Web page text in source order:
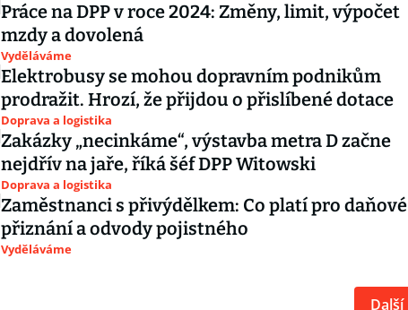
Práce na DPP v roce 2024: Změny, limit, výpočet
mzdy a dovolená
Vyděláváme
Elektrobusy se mohou dopravním podnikům
prodražit. Hrozí, že přijdou o přislíbené dotace
Doprava a logistika
Zakázky „necinkáme“, výstavba metra D začne
nejdřív na jaře, říká šéf DPP Witowski
Doprava a logistika
Zaměstnanci s přivýdělkem: Co platí pro daňové
přiznání a odvody pojistného
Vyděláváme
Další